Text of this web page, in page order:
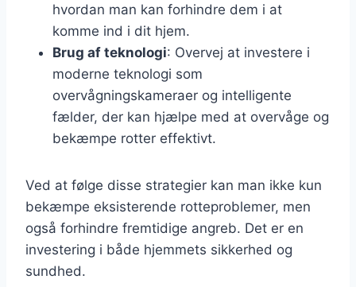
hvordan man kan forhindre dem i at
komme ind i dit hjem.
Brug af teknologi: Overvej at investere i
moderne teknologi som
overvågningskameraer og intelligente
fælder, der kan hjælpe med at overvåge og
bekæmpe rotter effektivt.
Ved at følge disse strategier kan man ikke kun
bekæmpe eksisterende rotteproblemer, men
også forhindre fremtidige angreb. Det er en
investering i både hjemmets sikkerhed og
sundhed.